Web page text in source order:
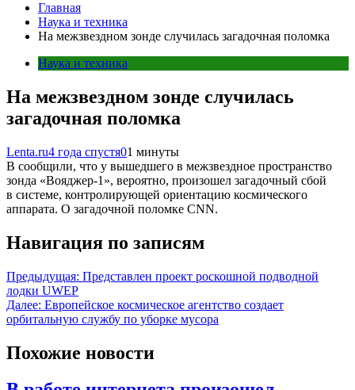
Главная
Наука и техника
На межзвездном зонде случилась загадочная поломка
Наука и техника
На межзвездном зонде случилась
загадочная поломка
Lenta.ru4 года спустя01 минуты
В сообщили, что у вышедшего в межзвездное пространство
зонда «Вояджер-1», вероятно, произошел загадочный сбой
в системе, контролирующей ориентацию космического
аппарата. О загадочной поломке CNN.
Навигация по записям
Предыдущая: Представлен проект роскошной подводной
лодки UWEP
Далее: Европейское космическое агентство создает
орбитальную службу по уборке мусора
Похожие новости